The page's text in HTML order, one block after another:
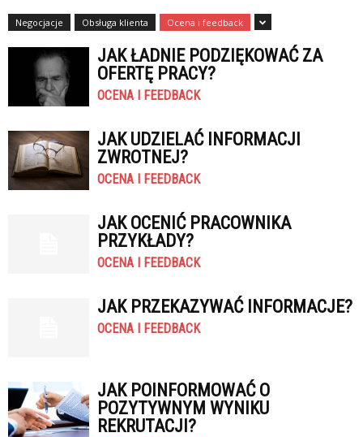
Negocjacje Obsługa klienta Ocena i feedback
JAK ŁADNIE PODZIĘKOWAĆ ZA
OFERTĘ PRACY?
OCENA I FEEDBACK
JAK UDZIELAĆ INFORMACJI
ZWROTNEJ?
OCENA I FEEDBACK
JAK OCENIĆ PRACOWNIKA
PRZYKŁADY?
OCENA I FEEDBACK
JAK PRZEKAZYWAĆ INFORMACJE?
OCENA I FEEDBACK
JAK POINFORMOWAĆ O
POZYTYWNYM WYNIKU
REKRUTACJI?